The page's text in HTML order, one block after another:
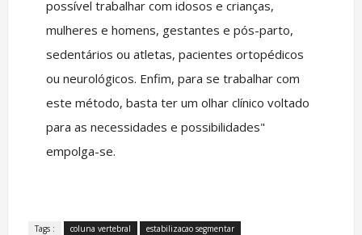
possível trabalhar com idosos e crianças,
mulheres e homens, gestantes e pós-parto,
sedentários ou atletas, pacientes ortopédicos
ou neurológicos. Enfim, para se trabalhar com
este método, basta ter um olhar clínico voltado
para as necessidades e possibilidades"
empolga-se.
Tags : coluna vertebral estabilizacao segmentar